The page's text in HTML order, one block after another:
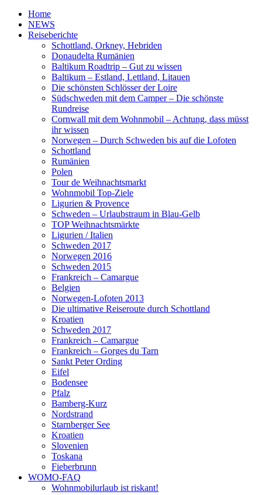
Home
NEWS
Reiseberichte
Schottland, Orkney, Hebriden
Donaudelta Rumänien
Baltikum Roadtrip – Gut zu wissen
Baltikum – Estland, Lettland, Litauen
Die schönsten Schlösser der Loire
Südschweden mit dem Camper – Die schönste
Rundreise
Cornwall mit dem Wohnmobil – Achtung, dass müsst
ihr wissen
Norwegen – Durch Schweden bis auf die Lofoten
Schottland
Rumänien
Polen
Tour de Weihnachtsmarkt
Wohnmobil Top-Ziele
Ligurien & Provence
Schweden – Urlaubstraum in Blau-Gelb
TOP Weihnachtsmärkte
Ligurien / Italien
Schweden 2017
Norwegen 2016
Schweden 2015
Frankreich – Camargue
Belgien
Norwegen-Lofoten 2013
Die ultimative Reiseroute durch Schottland
Kroatien
Schweden 2017
Frankreich – Camargue
Frankreich – Gorges du Tarn
Sankt Peter Ording
Eifel
Bodensee
Pfalz
Bamberg-Kurz
Nordstrand
Starnberger See
Kroatien
Slovenien
Toskana
Fieberbrunn
WOMO-FAQ
Wohnmobilurlaub ist riskant!